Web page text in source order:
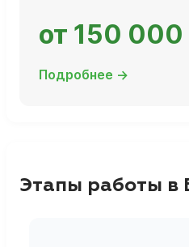
от 150 000
Подробнее →
Этапы работы в